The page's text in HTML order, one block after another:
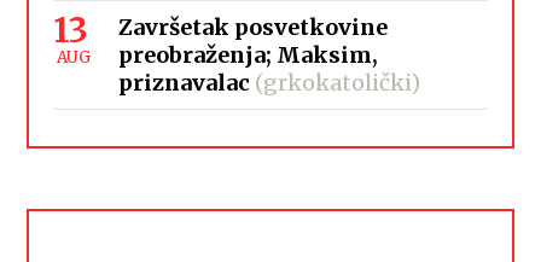
13
AUG
Završetak posvetkovine
preobraženja; Maksim,
priznavalac (grkokatolički)